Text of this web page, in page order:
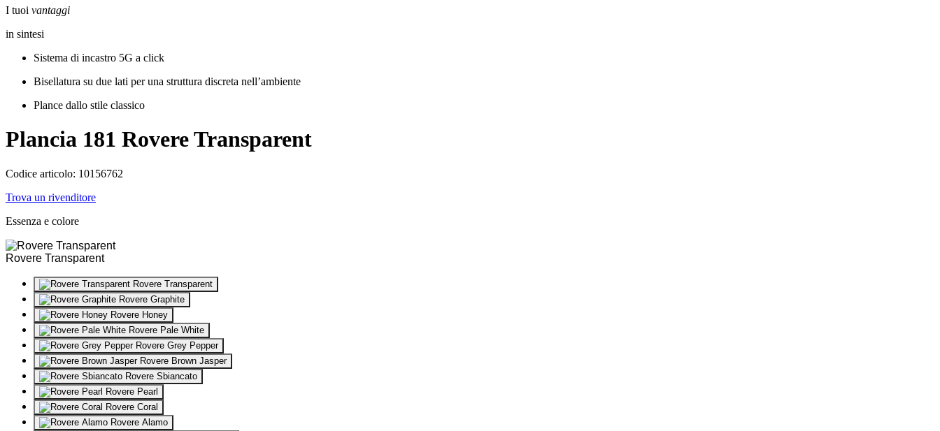
I tuoi vantaggi
in sintesi
Sistema di incastro 5G a click
Bisellatura su due lati per una struttura discreta nell’ambiente
Plance dallo stile classico
Plancia 181 Rovere Transparent
Codice articolo: 10156762
Trova un rivenditore
Essenza e colore
Rovere Transparent
Rovere Transparent
Rovere Graphite
Rovere Honey
Rovere Pale White
Rovere Grey Pepper
Rovere Brown Jasper
Rovere Sbiancato
Rovere Pearl
Rovere Coral
Rovere Alamo